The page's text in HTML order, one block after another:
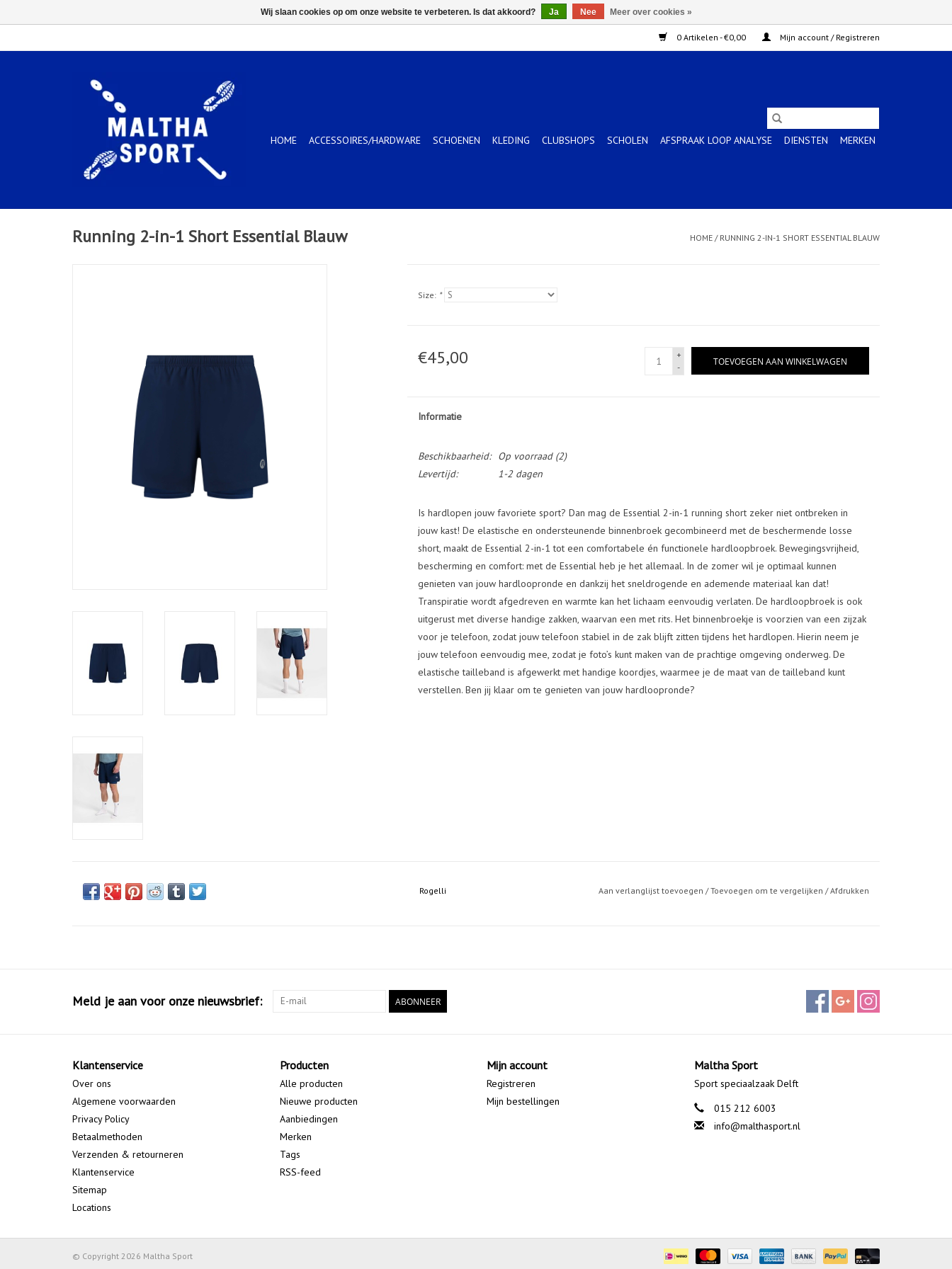
0 Artikelen - €0,00 Mijn account / Registreren
HOME ACCESSOIRES/HARDWARE SCHOENEN KLEDING CLUBSHOPS SCHOLEN AFSPRAAK LOOP ANALYSE DIENSTEN MERKEN
Running 2-in-1 Short Essential Blauw HOME / RUNNING 2-IN-1 SHORT ESSENTIAL BLAUW
Size: *
€45,00
+
-
TOEVOEGEN AAN WINKELWAGEN
Informatie
Beschikbaarheid: Op voorraad(2)
Levertijd:
1-2 dagen
Is hardlopen jouw favoriete sport? Dan mag de Essential 2-in-1 running short zeker niet ontbreken in
jouw kast! De elastische en ondersteunende binnenbroek gecombineerd met de beschermende losse
short, maakt de Essential 2-in-1 tot een comfortabele én functionele hardloopbroek. Bewegingsvrijheid,
bescherming en comfort: met de Essential heb je het allemaal. In de zomer wil je optimaal kunnen
genieten van jouw hardloopronde en dankzij het sneldrogende en ademende materiaal kan dat!
Transpiratie wordt afgedreven en warmte kan het lichaam eenvoudig verlaten. De hardloopbroek is ook
uitgerust met diverse handige zakken, waarvan een met rits. Het binnenbroekje is voorzien van een zijzak
voor je telefoon, zodat jouw telefoon stabiel in de zak blijft zitten tijdens het hardlopen. Hierin neem je
jouw telefoon eenvoudig mee, zodat je foto’s kunt maken van de prachtige omgeving onderweg. De
elastische tailleband is afgewerkt met handige koordjes, waarmee je de maat van de tailleband kunt
verstellen. Ben jij klaar om te genieten van jouw hardloopronde?
Rogelli Aan verlanglijst toevoegen /Toevoegen om te vergelijken /Afdrukken
Meld je aan voor onze nieuwsbrief: ABONNEER
Klantenservice
Over ons
Algemene voorwaarden
Privacy Policy
Betaalmethoden
Verzenden & retourneren
Klantenservice
Sitemap
Locations
Producten
Alle producten
Nieuwe producten
Aanbiedingen
Merken
Tags
RSS-feed
Mijn account
Registreren
Mijn bestellingen
Maltha Sport
Sport speciaalzaak Delft
015 212 6003
info@malthasport.nl
© Copyright 2026 Maltha Sport
Wij slaan cookies op om onze website te verbeteren. Is dat akkoord? Ja Nee Meer over cookies »